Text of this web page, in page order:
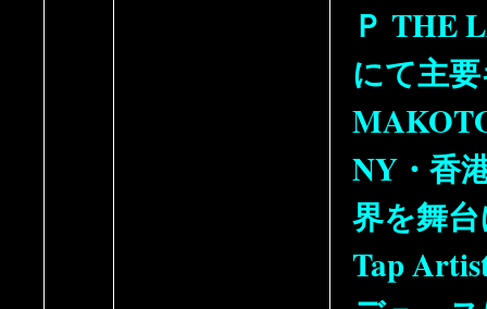
Ｐ THE
にて主
NY・香
界を舞
Tap